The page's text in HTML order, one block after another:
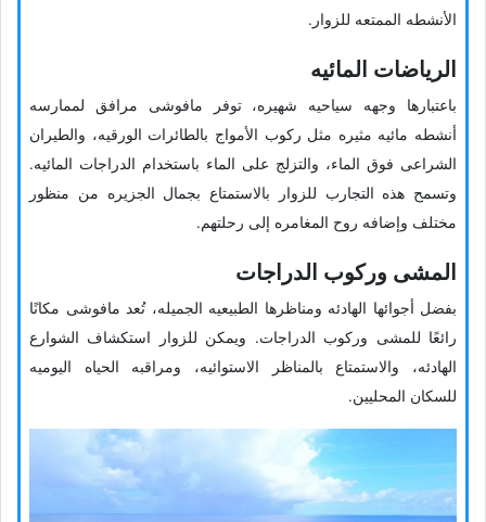
الأنشطه الممتعه للزوار.
الریاضات المائیه
باعتبارها وجهه سیاحیه شهیره، توفر مافوشی مرافق لممارسه
أنشطه مائیه مثیره مثل رکوب الأمواج بالطائرات الورقیه، والطیران
الشراعی فوق الماء، والتزلج على الماء باستخدام الدراجات المائیه.
وتسمح هذه التجارب للزوار بالاستمتاع بجمال الجزیره من منظور
مختلف وإضافه روح المغامره إلى رحلتهم.
المشی ورکوب الدراجات
بفضل أجوائها الهادئه ومناظرها الطبیعیه الجمیله، تُعد مافوشی مکانًا
رائعًا للمشی ورکوب الدراجات. ویمکن للزوار استکشاف الشوارع
الهادئه، والاستمتاع بالمناظر الاستوائیه، ومراقبه الحیاه الیومیه
للسکان المحلیین.